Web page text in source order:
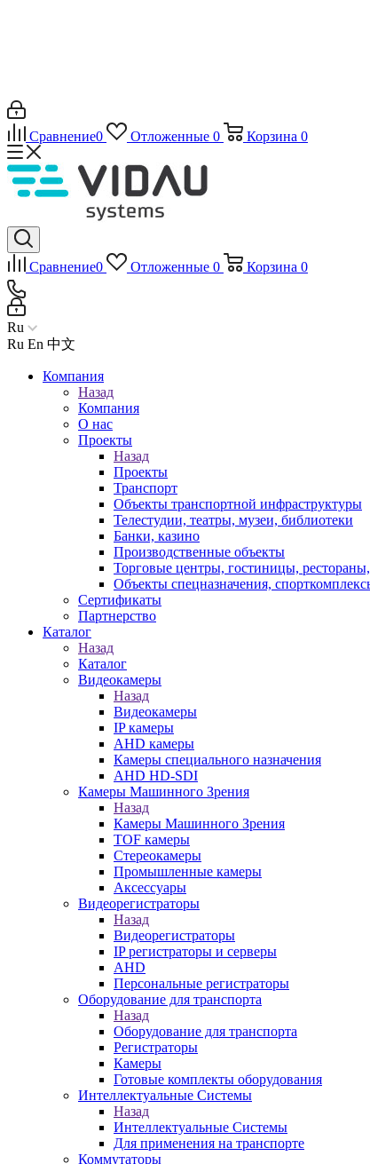
Сравнение0 Отложенные 0 Корзина 0
Сравнение0 Отложенные 0 Корзина 0
Ru
Ru En 中文
Компания
Назад
Компания
О нас
Проекты
Назад
Проекты
Транспорт
Объекты транспортной инфраструктуры
Телестудии, театры, музеи, библиотеки
Банки, казино
Производственные объекты
Торговые центры, гостиницы,
Объекты спецназначения,
Сертификаты
Партнерство
Каталог
Назад
Каталог
Видеокамеры
Назад
Видеокамеры
IP камеры
AHD камеры
Камеры специального назначения
AHD HD-SDI
Камеры Машинного Зрения
Назад
Камеры Машинного Зрения
TOF камеры
Стереокамеры
Промышленные камеры
Аксессуары
Видеорегистраторы
Назад
Видеорегистраторы
IP регистраторы и серверы
AHD
Персональные регистраторы
Оборудование для транспорта
Назад
Оборудование для транспорта
Регистраторы
Камеры
Готовые комплекты оборудования
Интеллектуальные Системы
Назад
Интеллектуальные Системы
Для применения на транспорте
Коммутаторы